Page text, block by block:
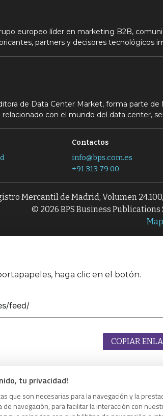
tu privacidad!
que son necesarias para la navegación y la
navegación, para facilitar la interacción con
europeo líder en marketing B2B,
partners y decisores tecnológicos
de Data Center Market, forma parte de
con el mundo del data center,
Contactos
info@bps.com.es
+91 313 79 00
Mercantil de Madrid, Volumen
© 2026 BPS Business Publications
haga clic en el botón.
COPIAR
haga clic en el botón.